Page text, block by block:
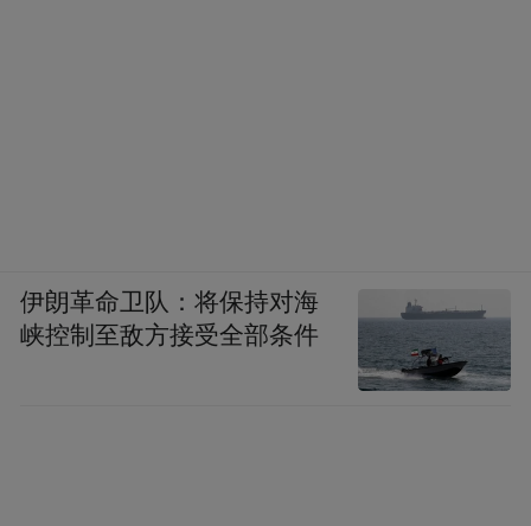
伊朗革命卫队：将保持对海
峡控制至敌方接受全部条件